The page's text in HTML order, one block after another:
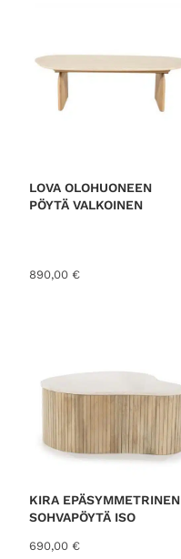
LOVA OLOHUONEEN
PÖYTÄ VALKOINEN
890,00 €
KIRA EPÄSYMMETRINEN
SOHVAPÖYTÄ ISO
690,00 €